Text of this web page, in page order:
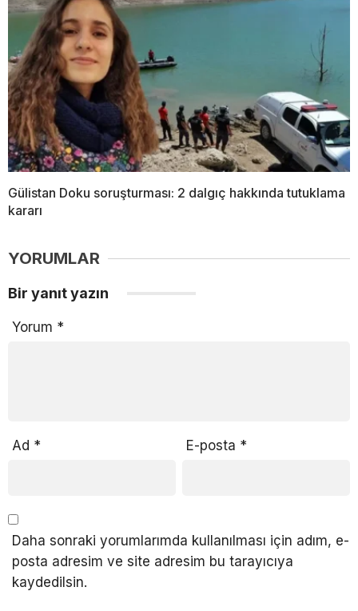
Gülistan Doku soruşturması: 2 dalgıç hakkında tutuklama
kararı
YORUMLAR
Bir yanıt yazın
Yorum *
Ad * E-posta *
Daha sonraki yorumlarımda kullanılması için adım, e-
posta adresim ve site adresim bu tarayıcıya
kaydedilsin.